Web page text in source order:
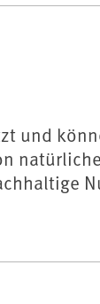
und